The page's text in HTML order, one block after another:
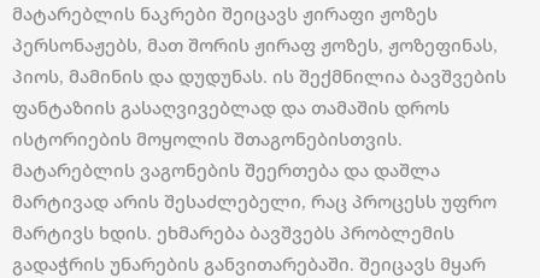
მატარებლის ნაკრები შეიცავს ჟირაფი ჟოზეს
პერსონაჟებს, მათ შორის ჟირაფ ჟოზეს, ჟოზეფინას,
პიოს, მამინის და დუდუნას. ის შექმნილია ბავშვების
ფანტაზიის გასაღვივებლად და თამაშის დროს
ისტორიების მოყოლის შთაგონებისთვის.
მატარებლის ვაგონების შეერთება და დაშლა
მარტივად არის შესაძლებელი, რაც პროცესს უფრო
მარტივს ხდის. ეხმარება ბავშვებს პრობლემის
გადაჭრის უნარების განვითარებაში. შეიცავს მყარ